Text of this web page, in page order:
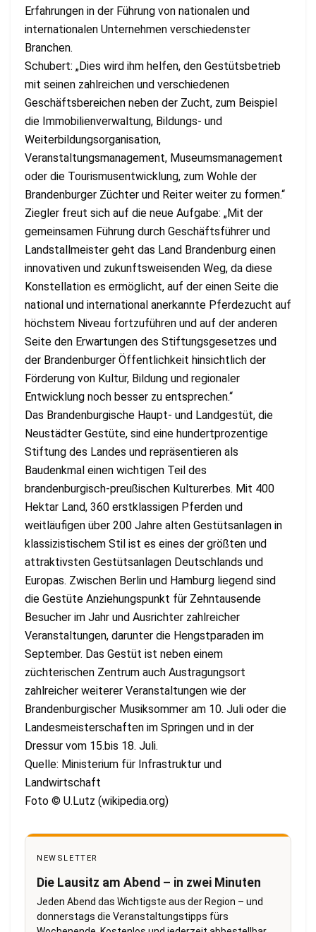
Erfahrungen in der Führung von nationalen und
internationalen Unternehmen verschiedenster
Branchen.
Schubert: „Dies wird ihm helfen, den Gestütsbetrieb
mit seinen zahlreichen und verschiedenen
Geschäftsbereichen neben der Zucht, zum Beispiel
die Immobilienverwaltung, Bildungs- und
Weiterbildungsorganisation,
Veranstaltungsmanagement, Museumsmanagement
oder die Tourismusentwicklung, zum Wohle der
Brandenburger Züchter und Reiter weiter zu formen.“
Ziegler freut sich auf die neue Aufgabe: „Mit der
gemeinsamen Führung durch Geschäftsführer und
Landstallmeister geht das Land Brandenburg einen
innovativen und zukunftsweisenden Weg, da diese
Konstellation es ermöglicht, auf der einen Seite die
national und international anerkannte Pferdezucht auf
höchstem Niveau fortzuführen und auf der anderen
Seite den Erwartungen des Stiftungsgesetzes und
der Brandenburger Öffentlichkeit hinsichtlich der
Förderung von Kultur, Bildung und regionaler
Entwicklung noch besser zu entsprechen.“
Das Brandenburgische Haupt- und Landgestüt, die
Neustädter Gestüte, sind eine hundertprozentige
Stiftung des Landes und repräsentieren als
Baudenkmal einen wichtigen Teil des
brandenburgisch-preußischen Kulturerbes. Mit 400
Hektar Land, 360 erstklassigen Pferden und
weitläufigen über 200 Jahre alten Gestütsanlagen in
klassizistischem Stil ist es eines der größten und
attraktivsten Gestütsanlagen Deutschlands und
Europas. Zwischen Berlin und Hamburg liegend sind
die Gestüte Anziehungspunkt für Zehntausende
Besucher im Jahr und Ausrichter zahlreicher
Veranstaltungen, darunter die Hengstparaden im
September. Das Gestüt ist neben einem
züchterischen Zentrum auch Austragungsort
zahlreicher weiterer Veranstaltungen wie der
Brandenburgischer Musiksommer am 10. Juli oder die
Landesmeisterschaften im Springen und in der
Dressur vom 15.bis 18. Juli.
Quelle: Ministerium für Infrastruktur und
Landwirtschaft
Foto © U.Lutz (wikipedia.org)
NEWSLETTER
Die Lausitz am Abend – in zwei Minuten
Jeden Abend das Wichtigste aus der Region – und
donnerstags die Veranstaltungstipps fürs